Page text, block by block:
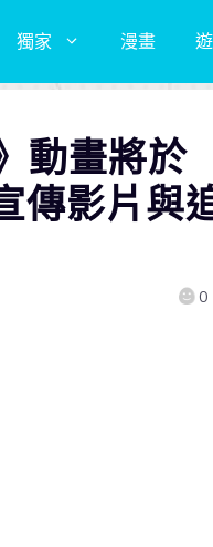
獨家 漫畫
動畫將於
傳影片與
0